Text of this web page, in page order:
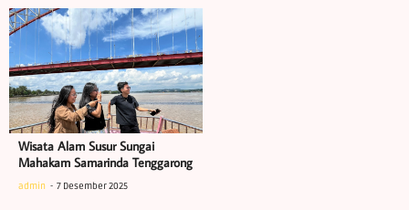
Wisata Alam Susur Sungai
Mahakam Samarinda Tenggarong
admin 7 Desember 2025